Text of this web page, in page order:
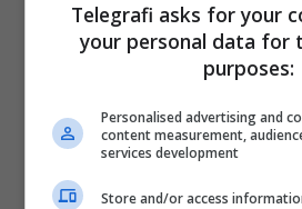
Telegrafi asks for your
your personal data for
purposes:
Personalised advertising and
content measurement,
services development
Store and/or access